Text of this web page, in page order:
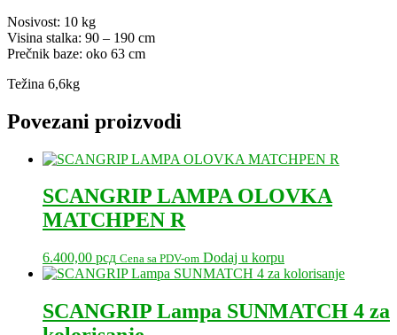
Nosivost: 10 kg
Visina stalka: 90 – 190 cm
Prečnik baze: oko 63 cm
Težina 6,6kg
Povezani proizvodi
SCANGRIP LAMPA OLOVKA
MATCHPEN R
6.400,00 рсд Cena sa PDV-om Dodaj u korpu
SCANGRIP Lampa SUNMATCH 4 za